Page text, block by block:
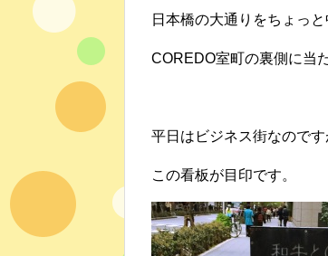
日本橋の大通りをちょっと
COREDO室町の裏側に当
平日はビジネス街なので
この看板が目印です。